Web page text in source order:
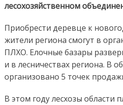
лесохозяйственном
Приобрести деревце к
жители региона смогут в
ПЛХО. Елочные базары
и в лесничествах региона. В
организовано 5 точек
В этом году лесхозы области